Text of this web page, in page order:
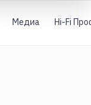
Медиа Hi-Fi